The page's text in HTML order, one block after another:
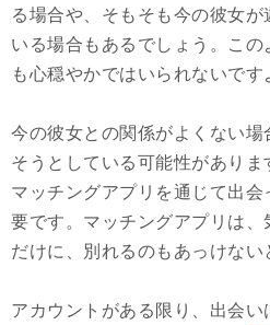
る場合や、そもそも今の彼女
いる場合もあるでしょう。こ
も心穏やかではいられないです
今の彼女との関係がよくない
そうとしている可能性があり
マッチングアプリを通じて出
要です。マッチングアプリは
だけに、別れるのもあっけない
アカウントがある限り、出会